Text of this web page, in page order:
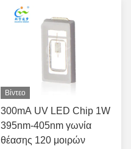
Βίντεο
300mA UV LED Chip 1W
395nm-405nm γωνία
θέασης 120 μοιρών